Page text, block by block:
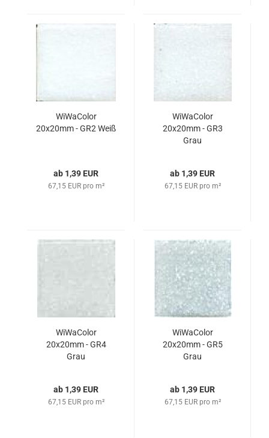
WiWaColor
20x20mm - GR2 Weiß
ab 1,39 EUR
67,15 EUR pro m²
WiWaColor
20x20mm - GR3
Grau
ab 1,39 EUR
67,15 EUR pro m²
WiWaColor
20x20mm - GR4
Grau
ab 1,39 EUR
67,15 EUR pro m²
WiWaColor
20x20mm - GR5
Grau
ab 1,39 EUR
67,15 EUR pro m²